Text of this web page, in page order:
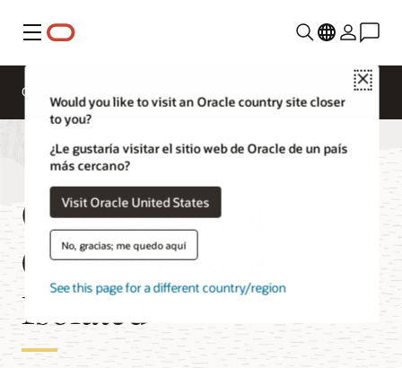
Menú
Close
Would you like to visit an Oracle country site closer
to you?
¿Le gustaría visitar el sitio web de Oracle de un país
más cercano?
Visit Oracle United States
No, gracias; me quedo aquí
See this page for a different country/region
Overview
Oracle Compute
Cloud@Customer
Isolated